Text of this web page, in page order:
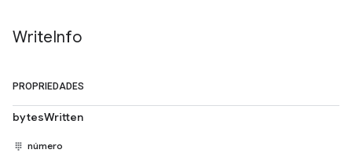
WriteInfo
PROPRIEDADES
bytesWritten
número